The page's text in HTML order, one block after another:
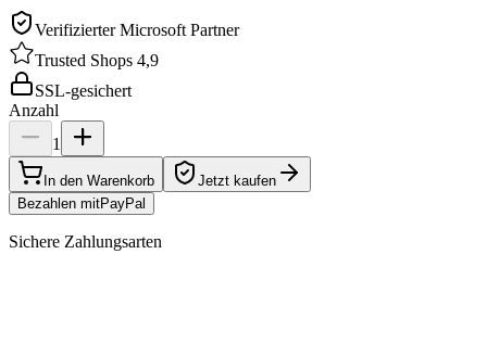
Verifizierter Microsoft Partner
Trusted Shops 4,9
SSL-gesichert
Anzahl
1
In den Warenkorb
Jetzt kaufen
Bezahlen mitPayPal
Sichere Zahlungsarten